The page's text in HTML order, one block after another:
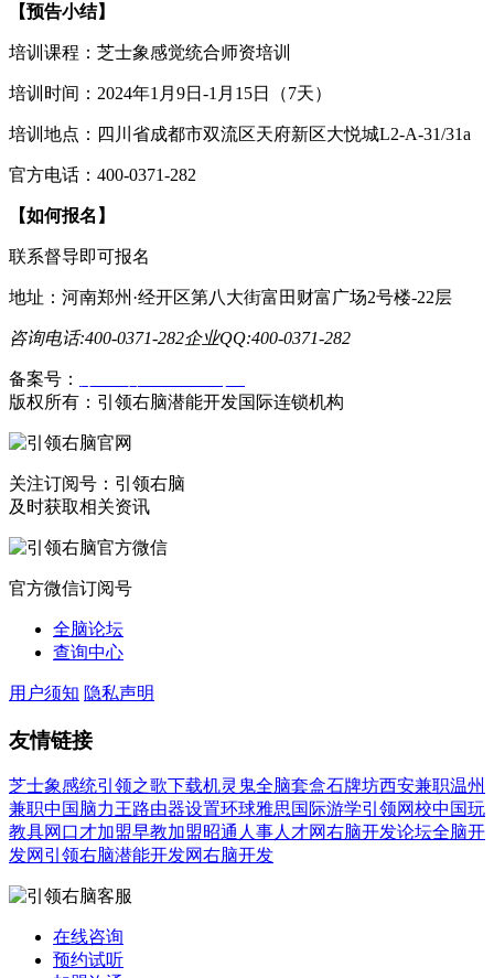
【预告小结】
培训课程：芝士象感觉统合师资培训
培训时间：2024年1月9日-1月15日（7天）
培训地点：四川省成都市双流区天府新区大悦城L2-A-31/31a
官方电话：400-0371-282
【如何报名】
联系督导即可报名
地址：河南郑州·经开区第八大街富田财富广场2号楼-22层
咨询电话:400-0371-282企业QQ:400-0371-282
备案号：
版权所有：引领右脑潜能开发国际连锁机构
关注订阅号：引领右脑
及时获取相关资讯
官方微信订阅号
全脑论坛
查询中心
用户须知 隐私声明
友情链接
芝士象感统引领之歌下载机灵鬼全脑套盒石牌坊西安兼职温州
兼职中国脑力王路由器设置环球雅思国际游学引领网校中国玩
教具网 口才加盟早教加盟昭通人事人才网右脑开发论坛全脑开
发网 引领右脑潜能开发网右脑开发
在线咨询
预约试听